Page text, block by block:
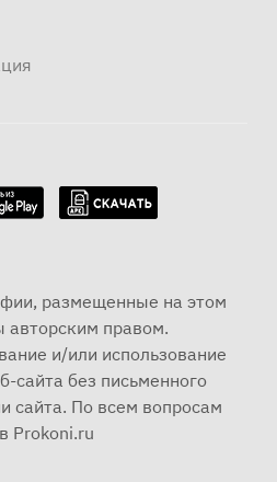
размещенные на этом
правом.
и/или использование
сайта без письменного
сайта. По всем вопросам
Prokoni.ru